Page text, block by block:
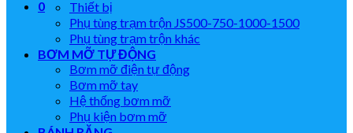
0
Thiết bị
Phụ tùng trạm trộn JS500-750-1000-1500
Phụ tùng trạm trộn khác
BƠM MỠ TỰ ĐỘNG
Bơm mỡ điện tự động
Bơm mỡ tay
Hệ thống bơm mỡ
Phụ kiện bơm mỡ